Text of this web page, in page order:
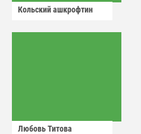
Кольский ашкрофтин
Любовь Титова